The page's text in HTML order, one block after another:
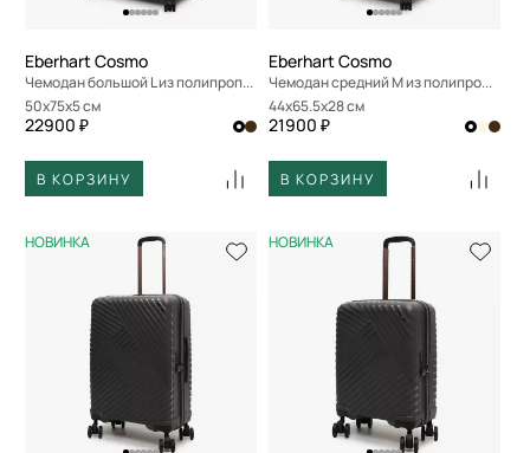
Eberhart Cosmo
Чемодан большой L из полипропилена
50x75x5 см
22900 ₽
В КОРЗИНУ
Eberhart Cosmo
Чемодан средний M из полипропилена
44x65.5x28 см
21900 ₽
В КОРЗИНУ
НОВИНКА НОВИНКА